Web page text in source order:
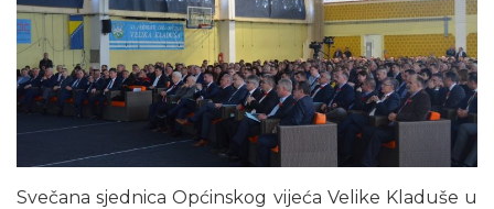
Svečana sjednica Općinskog vijeća Velike Kladuše u